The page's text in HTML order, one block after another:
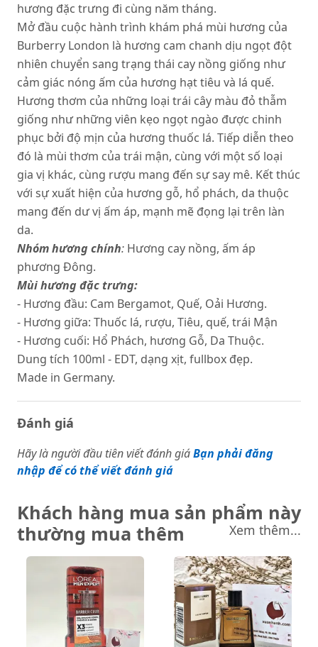
hương đặc trưng đi cùng năm tháng.
Mở đầu cuộc hành trình khám phá mùi hương của
Burberry London là hương cam chanh dịu ngọt đột
nhiên chuyển sang trạng thái cay nồng giống như
cảm giác nóng ấm của hương hạt tiêu và lá quế.
Hương thơm của những loại trái cây màu đỏ thẫm
giống như những viên kẹo ngọt ngào được chinh
phục bởi độ mịn của hương thuốc lá. Tiếp diễn theo
đó là mùi thơm của trái mận, cùng với một số loại
gia vị khác, cùng rượu mang đến sự say mê. Kết thúc
với sự xuất hiện của hương gỗ, hổ phách, da thuộc
mang đến dư vị ấm áp, mạnh mẽ đọng lại trên làn
da.
Nhóm hương chính: Hương cay nồng, ấm áp
phương Đông.
Mùi hương đặc trưng:
- Hương đầu: Cam Bergamot, Quế, Oải Hương.
- Hương giữa: Thuốc lá, rượu, Tiêu, quế, trái Mận
- Hương cuối: Hổ Phách, hương Gỗ, Da Thuộc.
Dung tích 100ml - EDT, dạng xịt, fullbox đẹp.
Made in Germany.
Đánh giá
Hãy là người đầu tiên viết đánh giáBạn phải đăng
nhập để có thể viết đánh giá
Khách hàng mua sản phẩm này
thường mua thêm
Xem thêm...